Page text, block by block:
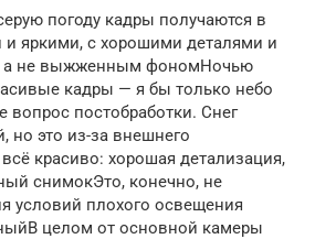
погоду кадры получаются в
яркими, с хорошими деталями и
а не выжженным фономНочью
кадры — я бы только небо
вопрос постобработки. Снег
но это из-за внешнего
красиво: хорошая детализация,
снимокЭто, конечно, не
условий плохого освещения
целом от основной камеры